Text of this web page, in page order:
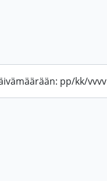
pp/kk/vvvv